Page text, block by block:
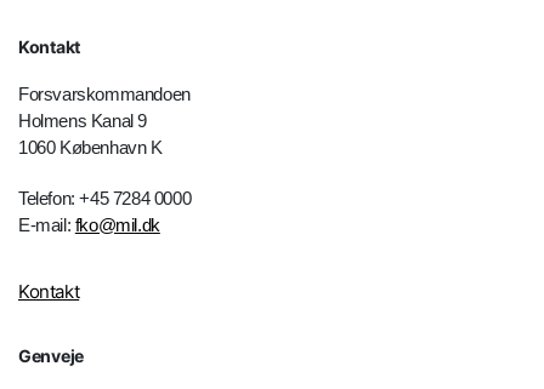
Kontakt
Forsvarskommandoen
Holmens Kanal 9
1060 København K
Telefon: +45 7284 0000
E-mail: fko@mil.dk
Kontakt
Genveje